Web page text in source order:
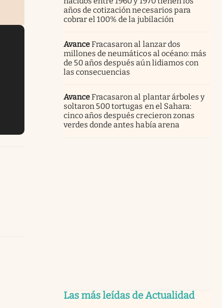
años de cotización necesarios para
cobrar el 100% de la jubilación
AvanceFracasaron al lanzar dos
millones de neumáticos al océano: más
de 50 años después aún lidiamos con
las consecuencias
AvanceFracasaron al plantar árboles y
soltaron 500 tortugas en el Sahara:
cinco años después crecieron zonas
verdes donde antes había arena
Las más leídas de Actualidad